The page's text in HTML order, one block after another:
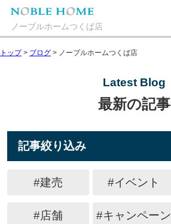
ノーブルホームつくば店
トップ> ブログ > ノーブルホームつくば店
Latest Blog
最新の記事
記事絞り込み
#建売 #イベント
#店舗 #キャンペーン